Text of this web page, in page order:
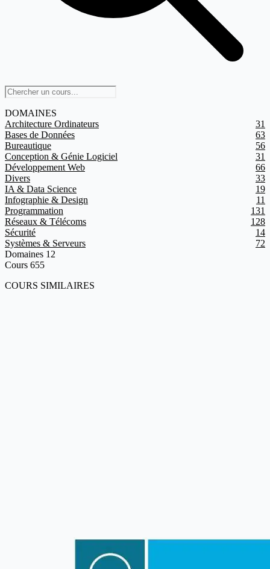
DOMAINES
Architecture Ordinateurs
31
Bases de Données
63
Bureautique
56
Conception & Génie Logiciel
31
Développement Web
66
Divers
33
IA & Data Science
19
Infographie & Design
11
Programmation
131
Réseaux & Télécoms
128
Sécurité
14
Systèmes & Serveurs
72
Domaines 12
Cours 655
COURS SIMILAIRES